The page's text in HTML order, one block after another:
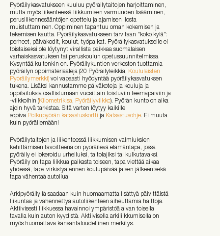
Pyöräilykasvatukseen kuuluu pyöräilytaitojen harjoittaminen,
mutta myös liikenteessä liikkumisen varmuuden lisääminen,
perusliikennesääntöjen opettelu ja ajamisen ilosta
muistuttaminen. Oppiminen tapahtuu oman kokemisen ja
tekemisen kautta. Pyöräilykasvatukseen tarvitaan "koko kylä":
perheet, päiväkodit, koulut, työpaikat. Pyöräilykasvatukselle ei
toistaiseksi ole löytynyt virallista paikkaa suomalaisen
varhaiskasvatuksen tai peruskoulun opetussuunnitelmissa.
Kysyntää kuitenkin on. Pyöräilykuntien verkoston tuottamia
pyöräilyn oppimateriaaleja (20 Pyöräilyleikkiä, Koululaisten
Pyöräilymerkki) voi vapaasti hyödyntää pyöräilykasvatuksen
tukena. Lisäksi kannustamme päiväkoteja ja kouluja ja
oppilaitoksia osallistumaan vuosittain toistuviin teemapäiviin ja
-viikkoihin (Kilometrikisa, Pyöräilyviikko). Pyörän kunto on aika
ajoin hyvä tarkistaa. Sitä varten löytyy kaikille
sopiva Polkupyörän katsastuskortti ja Katsastusohje. Ei muuta
kuin pyöräilemään!
Pyöräilytaitojen ja liikenteessä liikkumisen valmiuksien
kehittämisen tavoitteena on pyöräilevä elämäntapa, jossa
pyöräily ei lokeroidu urheiluksi, taitolajiksi tai kulkutavaksi.
Pyöräily on tapa liikkua paikasta toiseen, tapa viettää aikaa
yhdessä, tapa virkistyä ennen koulupäivää ja sen jälkeen sekä
tapa vähentää autoilua.
Arkipyöräilyllä saadaan kuin huomaamatta lisättyä päivittäistä
liikuntaa ja vähennettyä autoliikenteen aiheuttamia haittoja.
Aktiivisesti liikkuessa havainnoi ympäristöä aivan toisella
tavalla kuin auton kyydistä. Aktiivisella arkiliikkumisella on
myös huomattava kansantaloudellinen merkitys.